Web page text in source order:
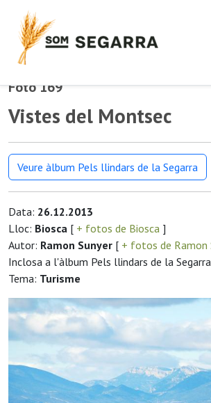
Foto 169
Vistes del Montsec
Veure àlbum Pels llindars de la Segarra
Data: 26.12.2013
Lloc: Biosca [ + fotos de Biosca ]
Autor: Ramon Sunyer [ + fotos de Ramon
Inclosa a l'àlbum Pels llindars de la Segarra
Tema: Turisme